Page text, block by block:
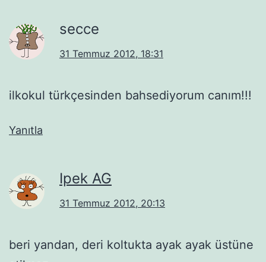
secce
31 Temmuz 2012, 18:31
ilkokul türkçesinden bahsediyorum canım!!!
Yanıtla
Ipek AG
31 Temmuz 2012, 20:13
beri yandan, deri koltukta ayak ayak üstüne